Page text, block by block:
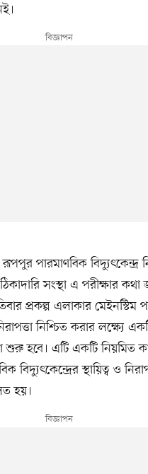
পারমাণবিক বিদ্যুৎকেন্দ্র
সংস্থা এ পরীক্ষার কথা
প্রকল্প এলাকার মেইনস্টিম
নিশ্চিত করার লক্ষ্যে
শুরু হবে। এটি একটি নিয়মিত
বিদ্যুৎকেন্দ্রের স্থায়িত্ব ও
হয়।